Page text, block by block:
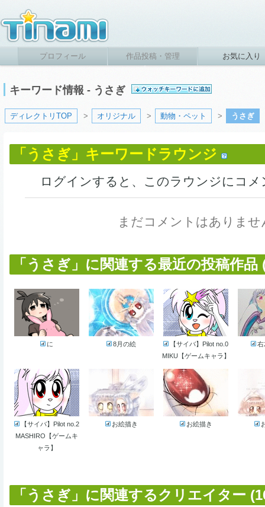
プロフィール 作品投稿・管理 お気に入り
キーワード情報 - うさぎ
ディレクトリTOP > オリジナル > 動物・ペット > うさぎ
「うさぎ」キーワードラウンジ
ログインすると、このラウンジにコ
まだコメントはありませ
「うさぎ」に関連する最近の投稿作品
に 8月の絵
【サイバ】Pilot no.0
MIKU【ゲームキャラ】
【サイバ】Pilot no.2
MASHIRO【ゲームキ
ャラ】
お絵描き お絵描き
「うさぎ」に関連するクリエイター